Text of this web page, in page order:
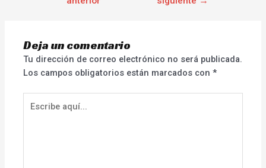
Deja un comentario
Tu dirección de correo electrónico no será publicada.
Los campos obligatorios están marcados con*
aquí...